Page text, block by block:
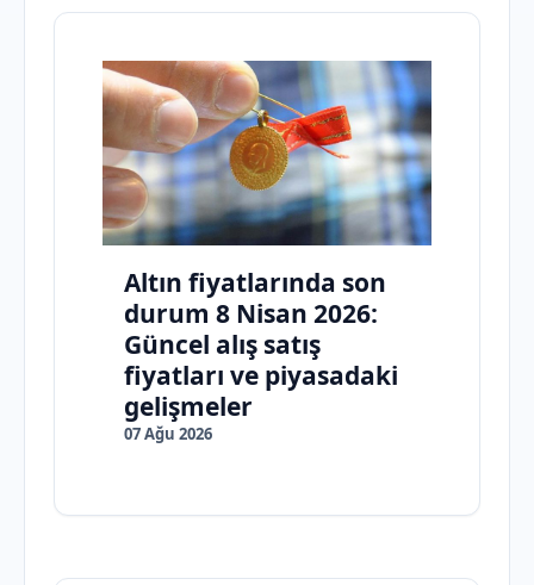
Altın fiyatlarında son
durum 8 Nisan 2026:
Güncel alış satış
fiyatları ve piyasadaki
gelişmeler
07 Ağu 2026